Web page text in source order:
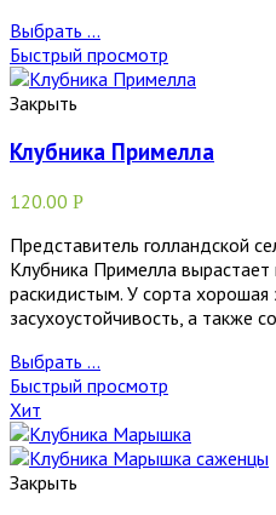
Выбрать ...
Быстрый просмотр
Закрыть
Клубника Примелла
120.00 Р
Представитель голландской
Клубника Примелла
раскидистым. У сорта хорошая
засухоустойчивость, а также
Выбрать ...
Быстрый просмотр
Хит
Закрыть